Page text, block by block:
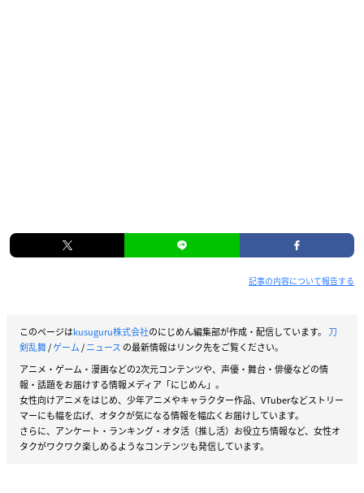
記事の内容について報告する
このページはkusuguru株式会社のにじめん編集部が作成・配信しています。 刀
剣乱舞/ゲーム/ニュース の最新情報はリンク先をご覧ください。
アニメ・ゲーム・漫画などの2次元コンテンツや、声優・舞台・俳優などの情
報・話題をお届けする情報メディア「にじめん」。
女性向けアニメをはじめ、少年アニメやキャラクター作品、VTuberなどストリー
マーにも幅を広げ、オタクが気になる情報を幅広くお届けしています。
さらに、アンケート・ランキング・オタ活（推し活）お役立ち情報など、女性オ
タクがワクワク楽しめるようなコンテンツも発信しています。